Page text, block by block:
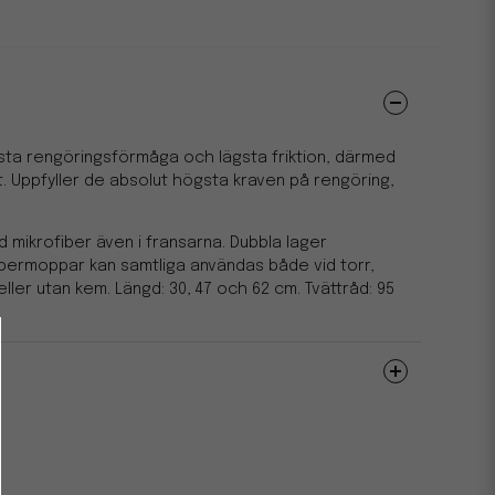
rengöringsförmåga och lägsta friktion, därmed
Uppfyller de absolut högsta kraven på rengöring,
mikrofiber även i fransarna. Dubbla lager
kan samtliga användas både vid torr,
utan kem. Längd: 30, 47 och 62 cm. Tvättråd: 95